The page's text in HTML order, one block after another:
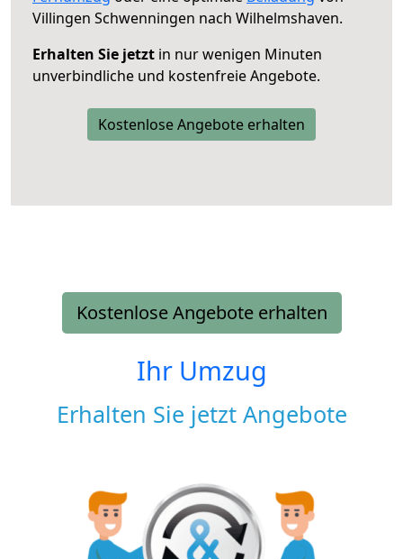
Villingen Schwenningen nach Wilhelmshaven.
Erhalten Sie jetzt in nur wenigen Minuten
unverbindliche und kostenfreie Angebote.
Kostenlose Angebote erhalten
Kostenlose Angebote erhalten
Ihr Umzug
Erhalten Sie jetzt Angebote